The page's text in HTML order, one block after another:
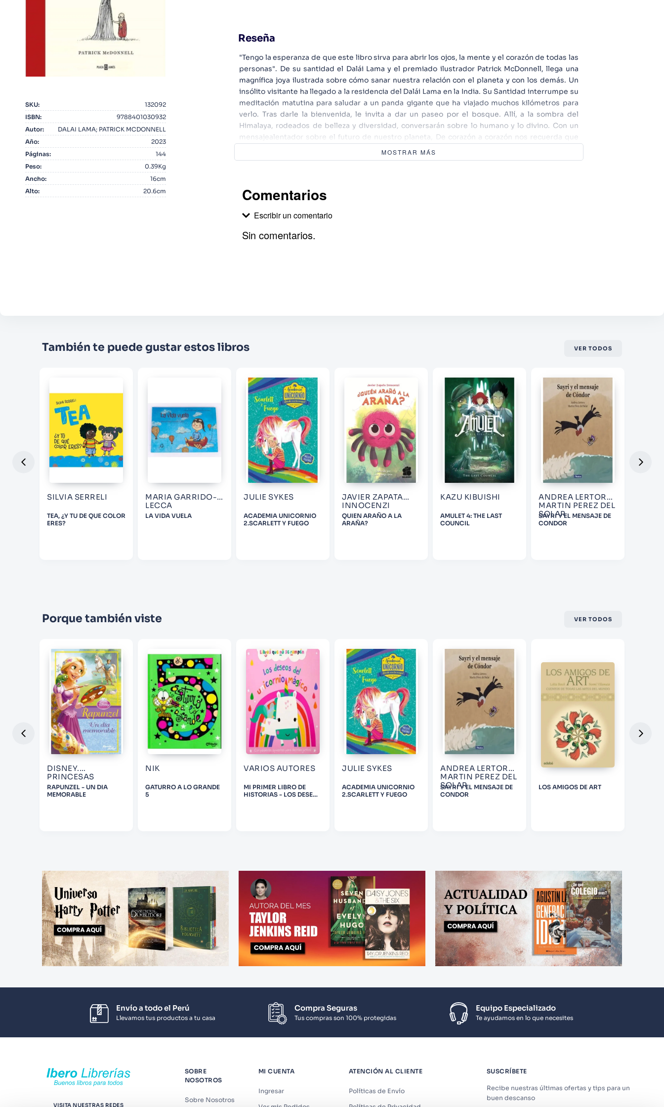
SKU:
132092
ISBN:
9788401030932
Autor:
DALAI LAMA; PATRICK MCDONNELL
Año:
2023
Páginas:
144
Peso:
0.39Kg
Ancho:
16cm
Alto: 20.6cm
Reseña
"Tengo la esperanza de que este libro sirva para abrir los ojos, la mente y el corazón de todas las
personas". De su santidad el Dalái Lama y el premiado ilustrador Patrick McDonnell, llega una
magnífica joya ilustrada sobre cómo sanar nuestra relación con el planeta y con los demás. Un
insólito visitante ha llegado a la residencia del Dalái Lama en la India. Su Santidad interrumpe su
meditación matutina para saludar a un panda gigante que ha viajado muchos kilómetros para
verlo. Tras darle la bienvenida, le invita a dar un paseo por el bosque. Allí, a la sombra del
Himalaya, rodeados de belleza y diversidad, conversarán sobre lo humano y lo divino. Con un
mensajealentador sobre el futuro de nuestro planeta, De corazón a corazón nos recuerda que
"todos somos miembros de una misma familia que convive en una sola casa". Lleno de encanto,
sabiduría y ternura, este libro nos invita a reflexionar sobre el vínculo que nos une con todos los
MOSTRAR MÁS
Comentarios
Escribir un comentario
Correo electrónico
Escribir comentario
ENVIAR COMENTARIO
Sin comentarios.
También te puede gustar estos libros VER TODOS
SILVIA SERRELI
TEA, ¿Y TU DE QUE COLOR
ERES?
MARIA GARRIDO-
LECCA
LA VIDA VUELA
JULIE SYKES
ACADEMIA UNICORNIO
2.SCARLETT Y FUEGO
JAVIER ZAPATA
INNOCENZI
QUIEN ARAÑO A LA
ARAÑA?
KAZU KIBUISHI
AMULET 4: THE LAST
COUNCIL
ANDREA LERTORA;
MARTIN PEREZ DEL
SOLAR
SAYRI Y EL MENSAJE DE
CONDOR
Porque también viste VER TODOS
DISNEY.
PRINCESAS
RAPUNZEL - UN DIA
MEMORABLE
NIK
GATURRO A LO GRANDE
5
VARIOS AUTORES
MI PRIMER LIBRO DE
HISTORIAS - LOS DESEOS
JULIE SYKES
ACADEMIA UNICORNIO
2.SCARLETT Y FUEGO
ANDREA LERTORA;
MARTIN PEREZ DEL
SOLAR
SAYRI Y EL MENSAJE DE
CONDOR
LOS AMIGOS DE ART
Envío a todo el Perú
Llevamos tus productos a tu casa
Compra Seguras
Tus compras son 100% protegidas
Equipo Especializado
Te ayudamos en lo que necesites
VISITA NUESTRAS REDES
SOBRE
NOSOTROS
Sobre Nosotros
MI CUENTA
Ingresar
ATENCIÓN AL CLIENTE
Políticas de Envío
SUSCRÍBETE
Recibe nuestras últimas ofertas y tips para un
buen descanso